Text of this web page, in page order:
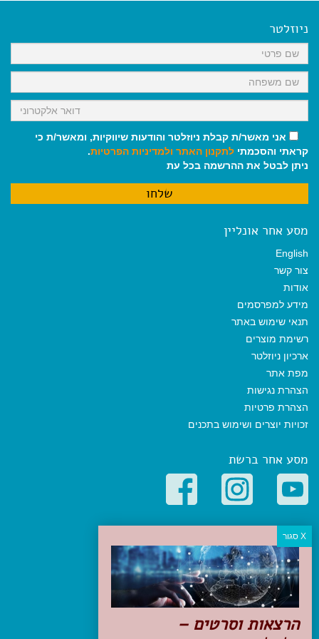
k
p
m
ניוזלטר
אני מאשר/ת קבלת ניוזלטר והודעות שיווקיות, ומאשר/ת כי
קראתי והסכמתי לתקנון האתר ולמדיניות הפרטיות.
ניתן לבטל את ההרשמה בכל עת
מסע אחר אונליין
English
צור קשר
אודות
מידע למפרסמים
תנאי שימוש באתר
רשימת מוצרים
ארכיון ניוזלטר
מפת אתר
הצהרת נגישות
הצהרת פרטיות
זכויות יוצרים ושימוש בתכנים
מסע אחר ברשת
קטגוריות פופולריות
יעדים
טיולים בישראל
מלונות בוטיק בישראל
טיפים והמלצות
הכנות לנסיעה
הרצאות וסרטים –